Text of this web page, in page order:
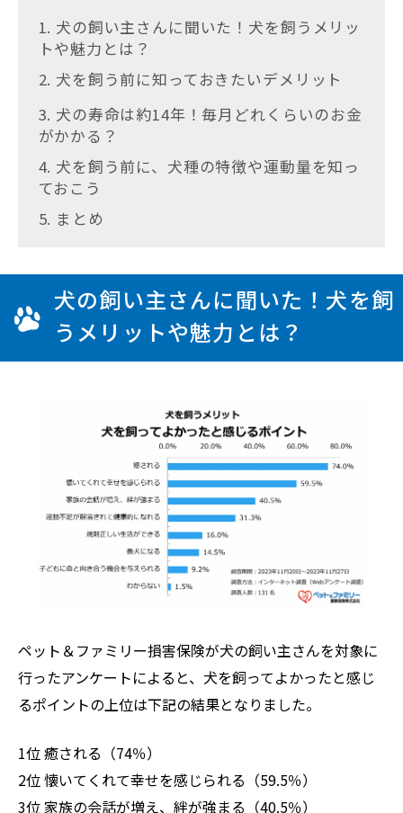
1. 犬の飼い主さんに聞いた！犬を飼うメリッ
トや魅力とは？
2. 犬を飼う前に知っておきたいデメリット
3. 犬の寿命は約14年！毎月どれくらいのお金
がかかる？
4. 犬を飼う前に、犬種の特徴や運動量を知っ
ておこう
5. まとめ
犬の飼い主さんに聞いた！犬を飼
うメリットや魅力とは？
ペット＆ファミリー損害保険が犬の飼い主さんを対象に
行ったアンケートによると、犬を飼ってよかったと感じ
るポイントの上位は下記の結果となりました。
1位 癒される（74％）
2位 懐いてくれて幸せを感じられる（59.5％）
3位 家族の会話が増え、絆が強まる（40.5％）